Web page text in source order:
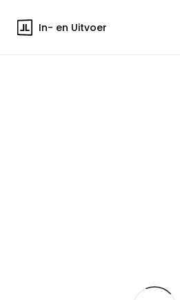
In- en Uitvoer